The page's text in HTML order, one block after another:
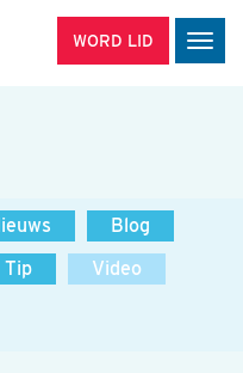
WORD LID
Blog
Tip
Video